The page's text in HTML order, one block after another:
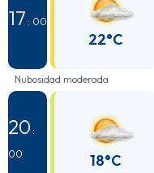
17 : 00
22°C
Nubosidad moderada
20 :
00
18°C